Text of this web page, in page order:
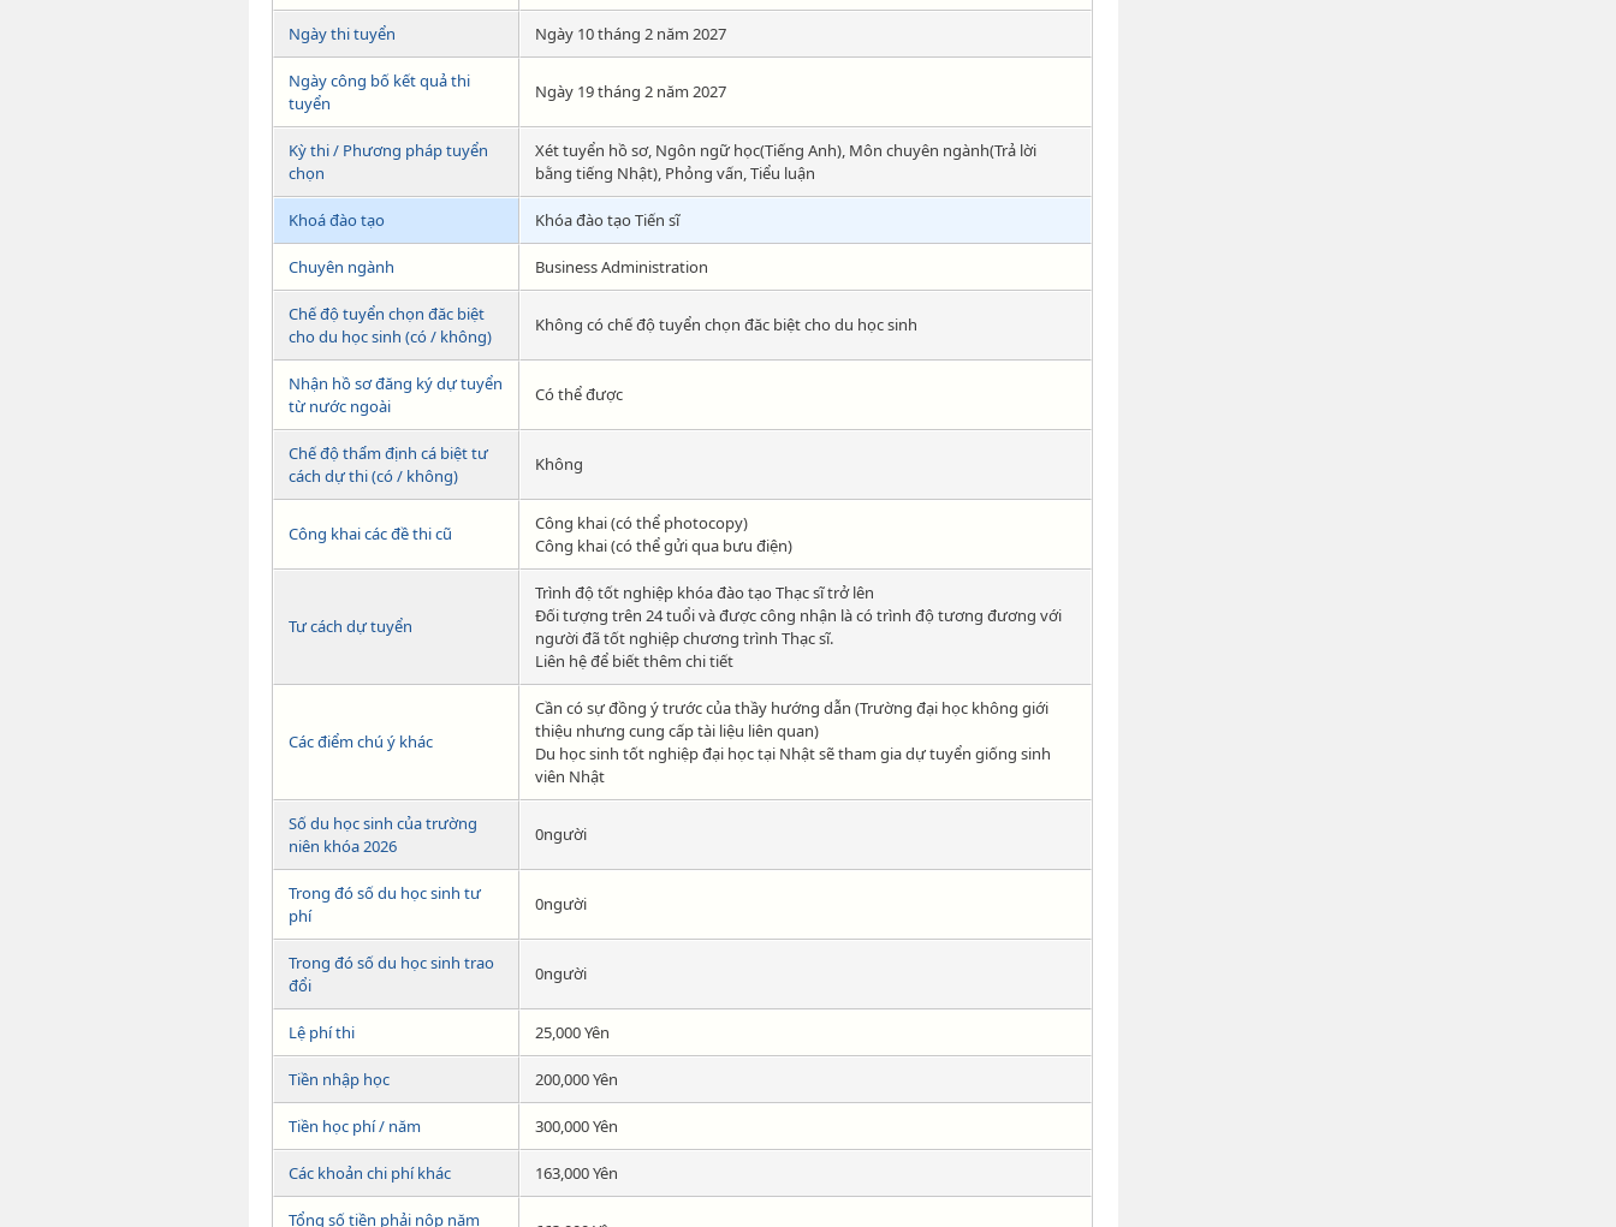
Ngày thi tuyển Ngày 10 tháng 2 năm 2027
Ngày công bố kết quả thi
tuyển
Ngày 19 tháng 2 năm 2027
Kỳ thi / Phương pháp tuyển
chọn
Xét tuyển hồ sơ, Ngôn ngữ học(Tiếng Anh), Môn chuyên ngành(Trả lời
bằng tiếng Nhật), Phỏng vấn, Tiểu luận
Khoá đào tạo Khóa đào tạo Tiến sĩ
Chuyên ngành Business Administration
Chế độ tuyển chọn đăc biệt
cho du học sinh (có / không)
Không có chế độ tuyển chọn đăc biệt cho du học sinh
Nhận hồ sơ đăng ký dự tuyển
từ nước ngoài
Có thể được
Chế độ thẩm định cá biệt tư
cách dự thi (có / không)
Không
Công khai các đề thi cũ
Công khai (có thể photocopy)
Công khai (có thể gửi qua bưu điện)
Tư cách dự tuyển
Trình độ tốt nghiệp khóa đào tạo Thạc sĩ trở lên
Đối tượng trên 24 tuổi và được công nhận là có trình độ tương đương với
người đã tốt nghiệp chương trình Thạc sĩ.
Liên hệ để biết thêm chi tiết
Các điểm chú ý khác
Cần có sự đồng ý trước của thầy hướng dẫn (Trường đại học không giới
thiệu nhưng cung cấp tài liệu liên quan)
Du học sinh tốt nghiệp đại học tại Nhật sẽ tham gia dự tuyển giống sinh
viên Nhật
Số du học sinh của trường
niên khóa 2026
0người
Trong đó số du học sinh tư
phí
0người
Trong đó số du học sinh trao
đổi
0người
Lệ phí thi 25,000 Yên
Tiền nhập học 200,000 Yên
Tiền học phí / năm 300,000 Yên
Các khoản chi phí khác 163,000 Yên
Tổng số tiền phải nộp năm